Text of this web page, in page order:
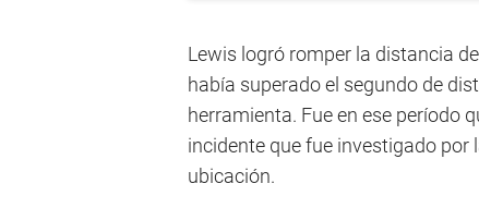
Lewis logró romper la distancia
había superado el segundo de
herramienta. Fue en ese período
incidente que fue investigado por
ubicación.